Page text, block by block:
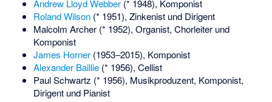
Andrew Lloyd Webber(* 1948), Komponist
Roland Wilson(* 1951), Zinkenist und Dirigent
Malcolm Archer(* 1952), Organist, Chorleiter und
Komponist
James Horner(1953–2015), Komponist
Alexander Baillie(* 1956), Cellist
Paul Schwartz (* 1956), Musikproduzent, Komponist,
Dirigent und Pianist